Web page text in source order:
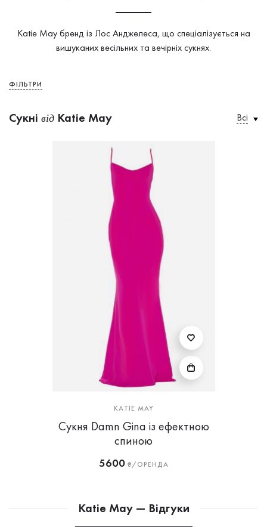
Katie May бренд із Лос Анджелеса, що спеціалізується на
вишуканих весільних та вечірніх сукнях.
ФІЛЬТРИ
Сукнi від Katie May Всі
KATIE MAY
Сукня Damn Gina із ефектною
спиною
5600₴/ОРЕНДА
Katie May — Відгуки